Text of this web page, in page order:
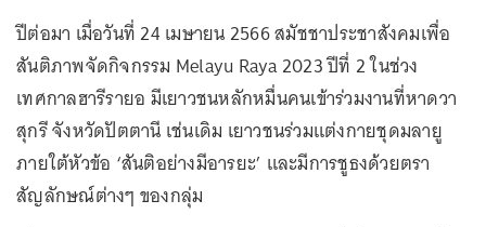
ปีต่อมา เมื่อวันที่ 24 เมษายน 2566 สมัชชาประชาสังคมเพื่อ
สันติภาพจัดกิจกรรม Melayu Raya 2023 ปีที่ 2 ในช่วง
เทศกาลฮารีรายอ มีเยาวชนหลักหมื่นคนเข้าร่วมงานที่หาดวา
สุกรี จังหวัดปัตตานี เช่นเดิม เยาวชนร่วมแต่งกายชุดมลายู
ภายใต้หัวข้อ ‘สันติอย่างมีอารยะ’ และมีการชูธงด้วยตรา
สัญลักษณ์ต่างๆ ของกลุ่ม